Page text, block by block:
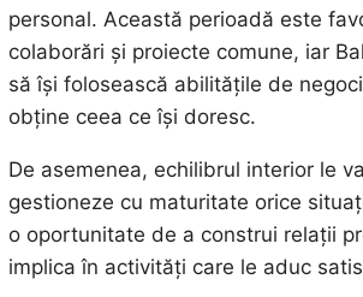
personal. Această perioadă este
colaborări și proiecte comune, iar
să își folosească abilitățile de
obține ceea ce își doresc.
De asemenea, echilibrul interior le
gestioneze cu maturitate orice
o oportunitate de a construi relații
implica în activități care le aduc